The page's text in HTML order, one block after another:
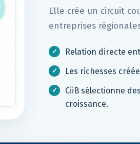
Elle crée un circuit
entreprises
Relation directe
Les richesses
CiiB sélectionne
croissance.